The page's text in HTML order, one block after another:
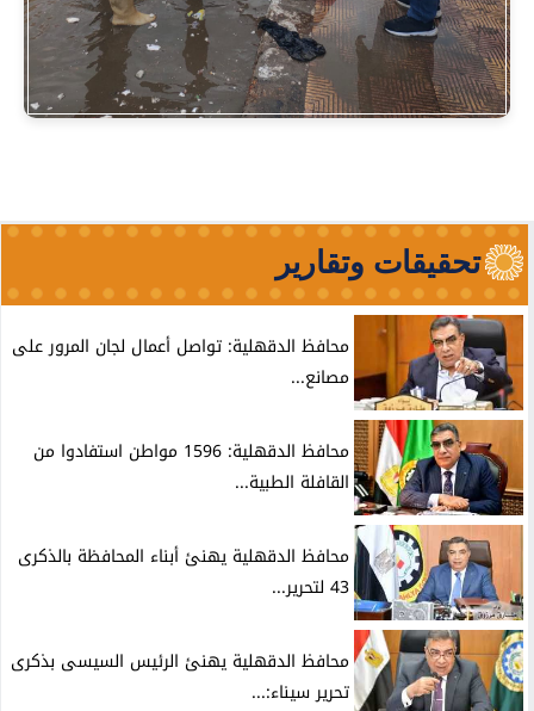
تحقيقات وتقارير
محافظ الدقهلية: تواصل أعمال لجان المرور على
مصانع...
محافظ الدقهلية: 1596 مواطن استفادوا من
القافلة الطبية...
محافظ الدقهلية يهنئ أبناء المحافظة بالذكرى
43 لتحرير...
محافظ الدقهلية يهنئ الرئيس السيسى بذكرى
تحرير سيناء:...